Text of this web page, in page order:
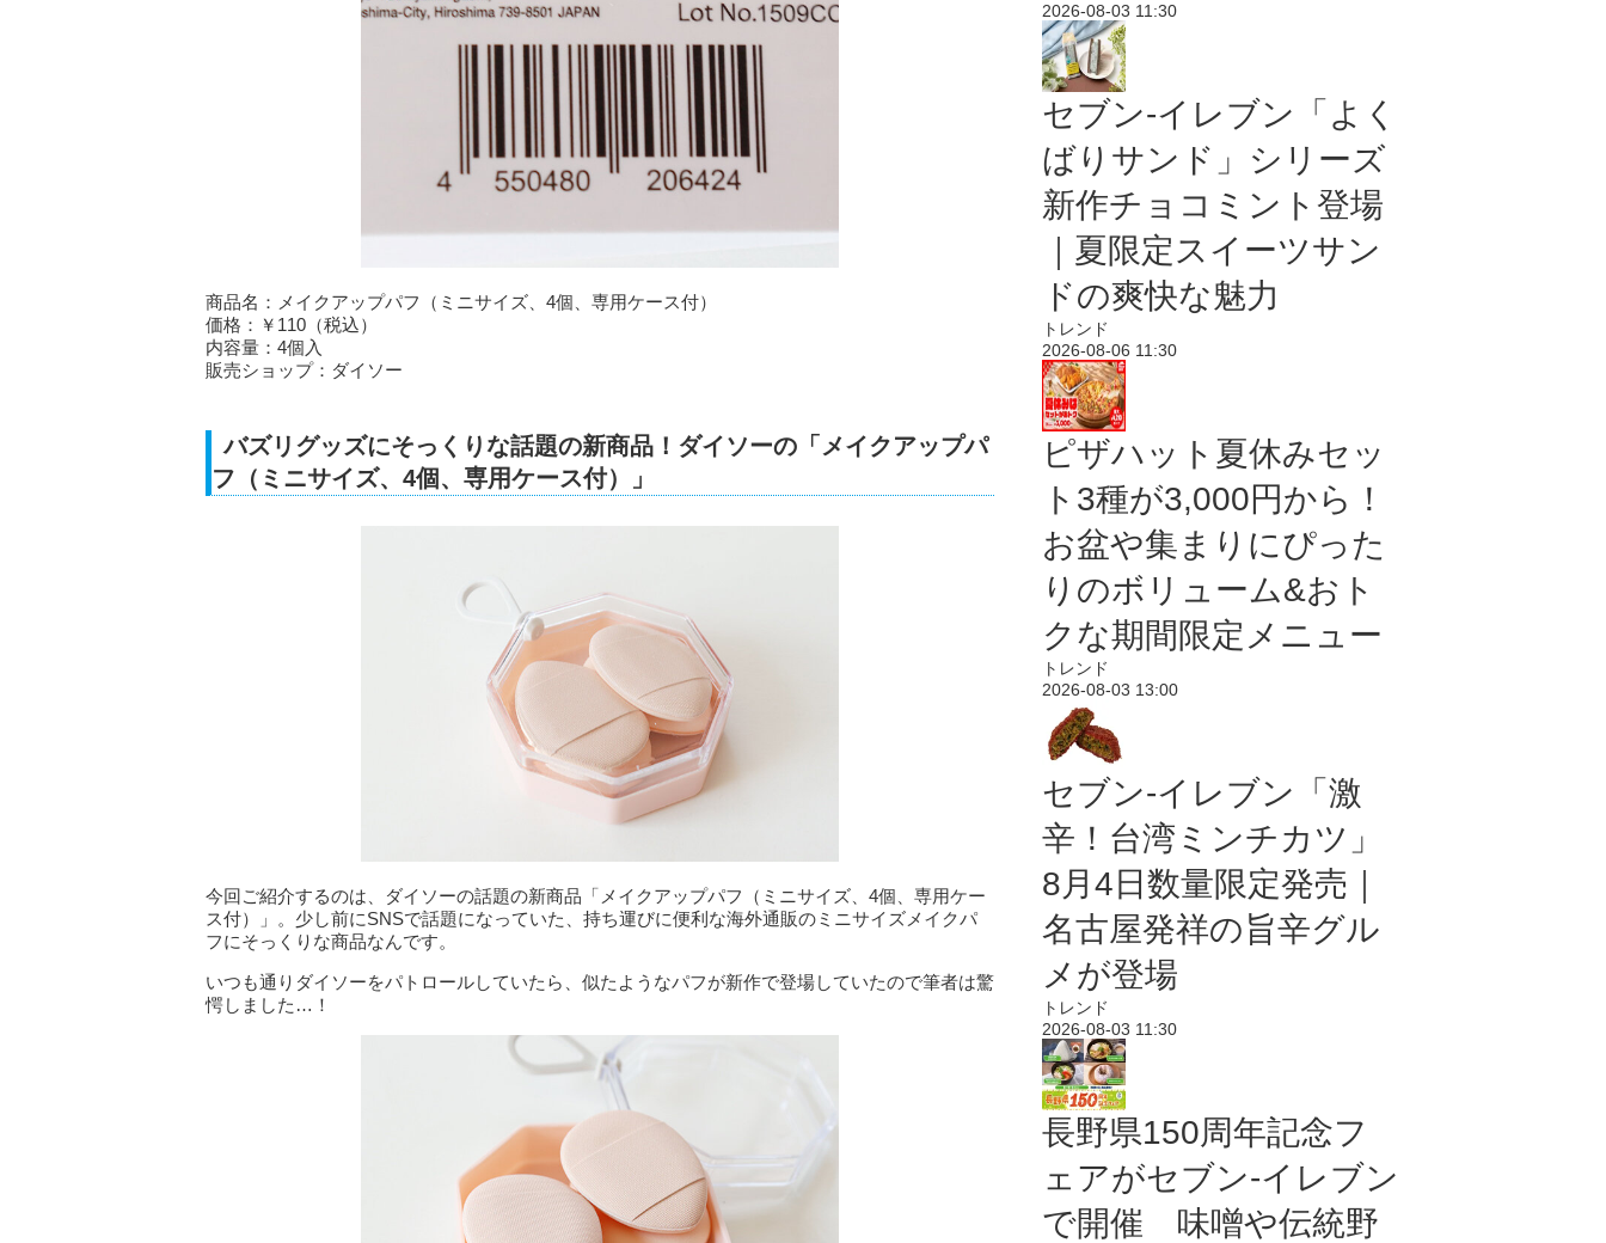
商品名：メイクアップパフ（ミニサイズ、4個、専用ケース付）
価格：￥110（税込）
内容量：4個入
販売ショップ：ダイソー
バズリグッズにそっくりな話題の新商品！ダイソーの「メイクアップパ
フ（ミニサイズ、4個、専用ケース付）」
今回ご紹介するのは、ダイソーの話題の新商品「メイクアップパフ（ミニサイズ、4個、専用ケー
ス付）」。少し前にSNSで話題になっていた、持ち運びに便利な海外通販のミニサイズメイクパ
フにそっくりな商品なんです。
いつも通りダイソーをパトロールしていたら、似たようなパフが新作で登場していたので筆者は驚
愕しました…！
2026-08-03 11:30
セブン‐イレブン「よく
ばりサンド」シリーズ
新作チョコミント登場
｜夏限定スイーツサン
ドの爽快な魅力
トレンド
2026-08-06 11:30
ピザハット夏休みセッ
ト3種が3,000円から！
お盆や集まりにぴった
りのボリューム&おト
クな期間限定メニュー
トレンド
2026-08-03 13:00
セブン-イレブン「激
辛！台湾ミンチカツ」
8月4日数量限定発売｜
名古屋発祥の旨辛グル
メが登場
トレンド
2026-08-03 11:30
長野県150周年記念フ
ェアがセブン-イレブン
で開催 味噌や伝統野